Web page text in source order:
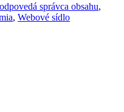
správca obsahu,
, Webové sídlo